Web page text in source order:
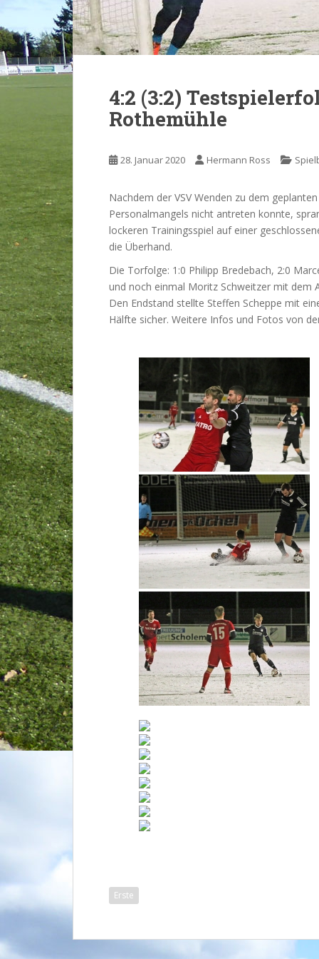
4:2 (3:2)
Rothemühle
28. Januar 2020 Hermann Ross
Nachdem der VSV Wenden zu dem
Personalmangels nicht antreten konnte,
lockeren Trainingsspiel auf einer
die Überhand.
Die Torfolge: 1:0 Philipp Bredebach, 2:0
und noch einmal Moritz Schweitzer mit dem
Den Endstand stellte Steffen Scheppe mit
Hälfte sicher. Weitere Infos und Fotos von
Erste